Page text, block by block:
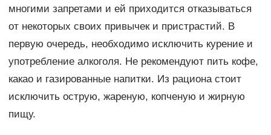
многими запретами и ей приходится отказываться
от некоторых своих привычек и пристрастий. В
первую очередь, необходимо исключить курение и
употребление алкоголя. Не рекомендуют пить кофе,
какао и газированные напитки. Из рациона стоит
исключить острую, жареную, копченую и жирную
пищу.